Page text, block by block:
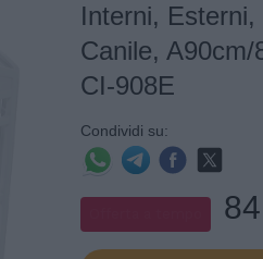
Interni,
Canile,
CI-908E
Condividi su: